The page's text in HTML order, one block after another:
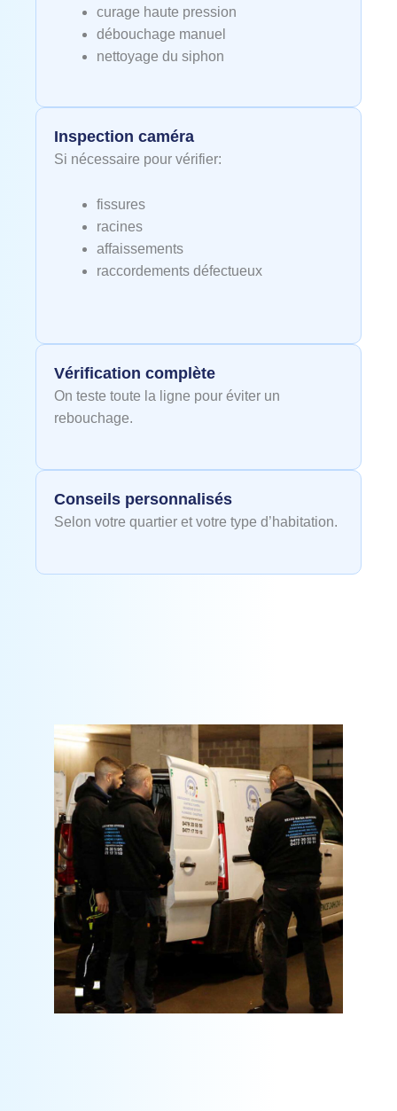
curage haute pression
débouchage manuel
nettoyage du siphon
Inspection caméra
Si nécessaire pour vérifier:
fissures
racines
affaissements
raccordements défectueux
Vérification complète
On teste toute la ligne pour éviter un
rebouchage.
Conseils personnalisés
Selon votre quartier et votre type d’habitation.